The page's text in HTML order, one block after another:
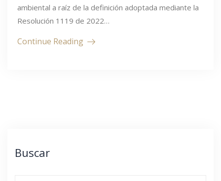
ambiental a raíz de la definición adoptada mediante la
Resolución 1119 de 2022…
Continue Reading
Buscar